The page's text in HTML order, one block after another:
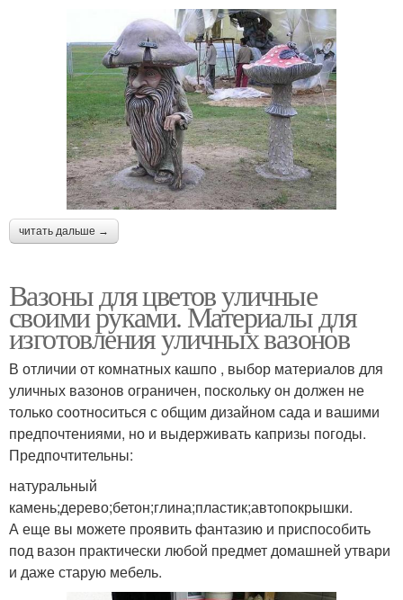
читать дальше →
Вазоны для цветов уличные
своими руками. Материалы для
изготовления уличных вазонов
В отличии от комнатных кашпо , выбор материалов для
уличных вазонов ограничен, поскольку он должен не
только соотноситься с общим дизайном сада и вашими
предпочтениями, но и выдерживать капризы погоды.
Предпочтительны:
натуральный
камень;дерево;бетон;глина;пластик;автопокрышки.
А еще вы можете проявить фантазию и приспособить
под вазон практически любой предмет домашней утвари
и даже старую мебель.